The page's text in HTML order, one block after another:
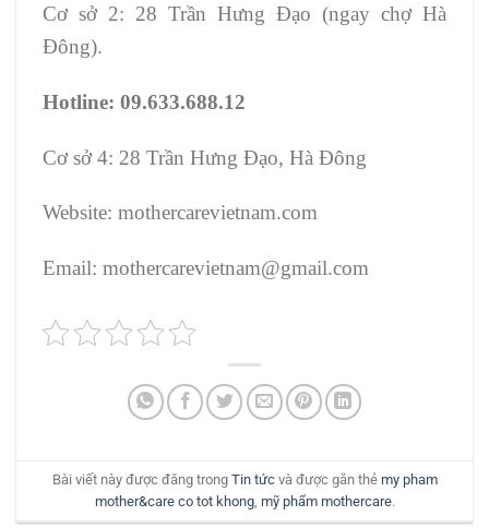
Cơ sở 2: 28 Trần Hưng Đạo (ngay chợ Hà
Đông).
Hotline: 09.633.688.12
Cơ sở 4: 28 Trần Hưng Đạo, Hà Đông
Website: mothercarevietnam.com
Email: mothercarevietnam@gmail.com
Bài viết này được đăng trong Tin tứcvà được gắn thẻ my pham
mother&care co tot khong, mỹ phẩm mothercare.